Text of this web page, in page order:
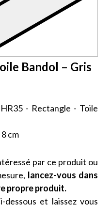
Bandol – Gris
- Rectangle - Toile
cm
par ce produit ou
lancez-vous dans
propre produit.
et laissez vous